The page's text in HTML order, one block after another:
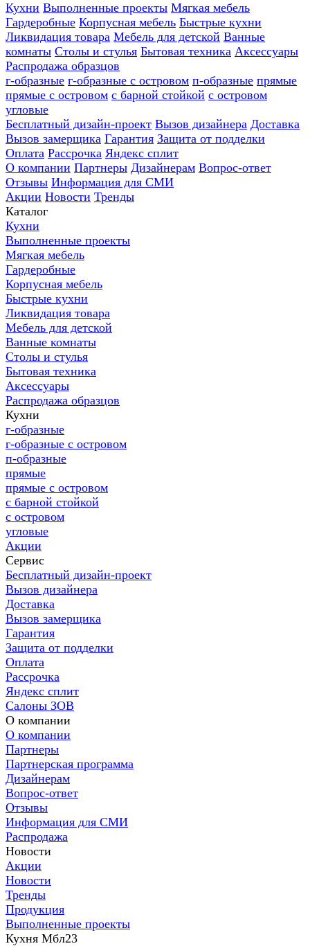
Кухни Выполненные проекты Мягкая мебель
Гардеробные Корпусная мебель Быстрые кухни
Ликвидация товара Мебель для детской Ванные
комнаты Столы и стулья Бытовая техника Аксессуары
Распродажа образцов
г-образные г-образные с островом п-образные прямые
прямые с островом с барной стойкой с островом
угловые
Бесплатный дизайн-проект Вызов дизайнера Доставка
Вызов замерщика Гарантия Защита от подделки
Оплата Рассрочка Яндекс сплит
О компании Партнеры Дизайнерам Вопрос-ответ
Отзывы Информация для СМИ
Акции Новости Тренды
Каталог
Кухни
Выполненные проекты
Мягкая мебель
Гардеробные
Корпусная мебель
Быстрые кухни
Ликвидация товара
Мебель для детской
Ванные комнаты
Столы и стулья
Бытовая техника
Аксессуары
Распродажа образцов
Кухни
г-образные
г-образные с островом
п-образные
прямые
прямые с островом
с барной стойкой
с островом
угловые
Акции
Сервис
Бесплатный дизайн-проект
Вызов дизайнера
Доставка
Вызов замерщика
Гарантия
Защита от подделки
Оплата
Рассрочка
Яндекс сплит
Салоны ЗОВ
О компании
О компании
Партнеры
Партнерская программа
Дизайнерам
Вопрос-ответ
Отзывы
Информация для СМИ
Распродажа
Новости
Акции
Новости
Тренды
Продукция
Выполненные проекты
Кухня Мбл23